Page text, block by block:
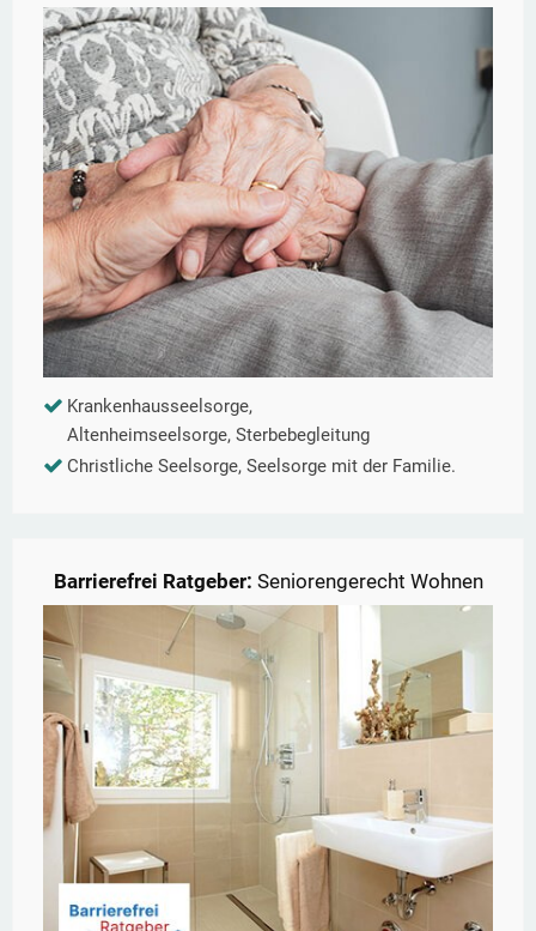
Krankenhausseelsorge,
Altenheimseelsorge, Sterbebegleitung
Christliche Seelsorge, Seelsorge mit der Familie.
Barrierefrei Ratgeber: Seniorengerecht Wohnen